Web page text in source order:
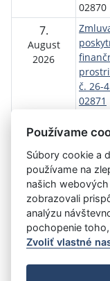
02870
7.
August
2026
č. 26-
02871
02871
1Aktuálna
stránka
1
2 3 4
Úrad vlády SR
-
Používame
Súbory cookie a
používame na
našich
zobrazovali
analýzu
pochopenie
Zvoliť vlastné